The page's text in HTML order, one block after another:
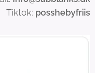
Tiktok: posshebyfriis